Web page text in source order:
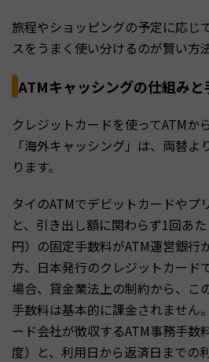
旅程やショッピングの予定に応じ
スをうまく使い分けるのが賢い方
ATMキャッシングの仕組みと
クレジットカードを使ってATMか
「海外キャッシング」は、両替
ります。
タイのATMでデビットカードやプ
と、引き出し額に関わらず1回あ
円）の固定手数料がATM運営銀行
方、日本発行のクレジットカード
場合、貸金業法上の制約から、こ
手数料は基本的に課金されません
ード会社が徴収するATM事務手数
度）と、利用日から返済日までの